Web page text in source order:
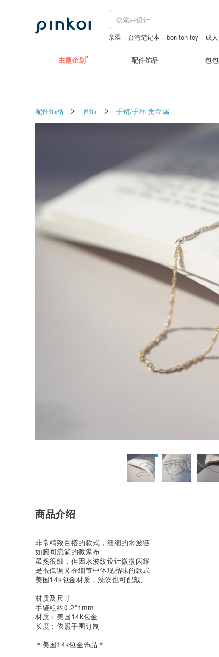
亲翠 台湾笔记本 bon ton toy
成
主题企划 配件饰品 包
配件饰品 首饰 手链/手环 贵金属
商品介绍
非常精致百搭的款式，细细的水波链
如腕间流淌的微瀑布
虽然很细，但因水波纹设计微微闪耀
是很低调又在细节中体现品味的款式
美国14k包金材质，洗澡也可配戴。
材质及尺寸
手链粗约0.2*1mm
材质：美国14k包金
长度：依照手围订制
＊美国14k包金饰品＊